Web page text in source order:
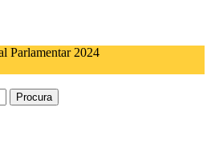
Parlamentar 2024
Procura